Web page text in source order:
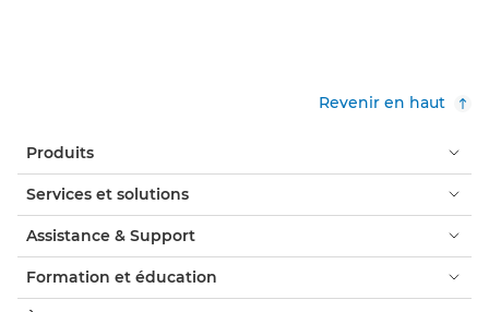
Revenir en haut
Produits
Services et solutions
Assistance & Support
Formation et éducation